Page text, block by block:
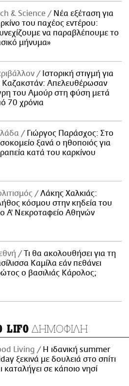
& Science
Νέα εξέταση για
του παχέος εντέρου:
να παραβλέπουμε το
μήνυμα»
Ιστορική στιγμή για
Καζακστάν: Απελευθέρωσαν
του Αμούρ στη φύση μετά
70 χρόνια
Γιώργος Παράσχος: Στο
ξανά ο ηθοποιός για
κατά του καρκίνου
Λάκης Χαλκιάς:
κόσμου στην κηδεία του
Α' Νεκροταφείο Αθηνών
Τι θα ακολουθήσει για τη
Καμίλα εάν πεθάνει
ο βασιλιάς Κάρολος;
LIFO ΔΗΜΟΦΙΛΗ
Living
Η ιδανική summer
ξεκινά με δουλειά στο σπίτι
καταλήγει σε κάποιο νησί